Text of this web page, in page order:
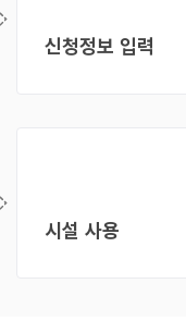
신청정보 입력
시설 사용